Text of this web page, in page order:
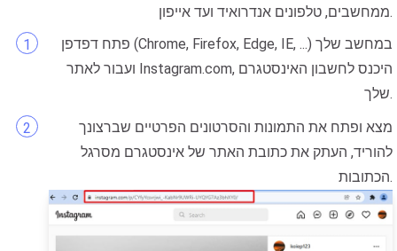
ממחשבים, טלפונים אנדרואיד ועד אייפון.
פתח דפדפן (Chrome, Firefox, Edge, IE, ...) במחשב שלך
ועבור לאתר Instagram.com, היכנס לחשבון האינסטגרם
שלך.
מצא ופתח את התמונות והסרטונים הפרטיים שברצונך
להוריד, העתק את כתובת האתר של אינסטגרם מסרגל
הכתובות.